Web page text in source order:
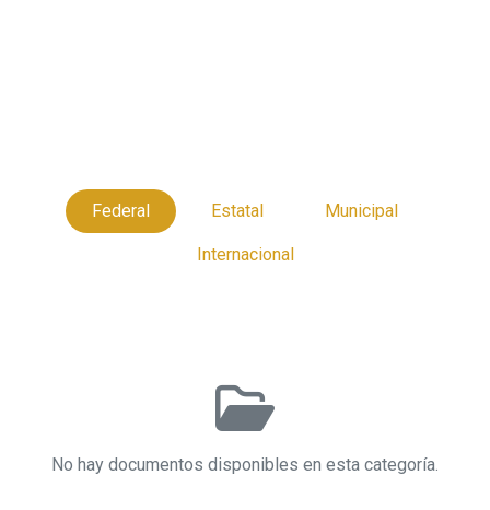
Federal Estatal Municipal
Internacional
No hay documentos disponibles en esta categoría.